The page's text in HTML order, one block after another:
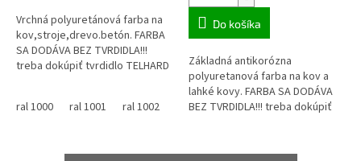
Vrchná polyuretánová farba na
kov,stroje,drevo.betón. FARBA
SA DODÁVA BEZ TVRDIDLA!!!
treba dokúpiť tvrdidlo TELHARD
sa...
ral 1000 ral 1001 ral 1002 ral 1003 ral 1004 ral 1005
Do košíka
Základná antikorózna
polyuretanová farba na kov a
lahké kovy. FARBA SA DODÁVA
BEZ TVRDIDLA!!! treba dokúpiť